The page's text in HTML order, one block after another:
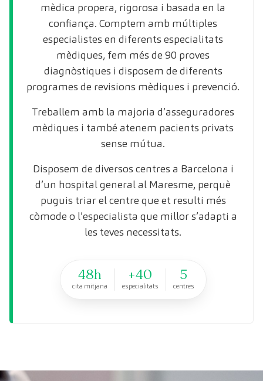
mèdica propera, rigorosa i basada en la
confiança. Comptem amb múltiples
especialistes en diferents especialitats
mèdiques, fem més de 90 proves
diagnòstiques i disposem de diferents
programes de revisions mèdiques i prevenció.
Treballem amb la majoria d’asseguradores
mèdiques i també atenem pacients privats
sense mútua.
Disposem de diversos centres a Barcelona i
d’un hospital general al Maresme, perquè
puguis triar el centre que et resulti més
còmode o l’especialista que millor s’adapti a
les teves necessitats.
48h
cita mitjana
+40
especialitats
5
centres